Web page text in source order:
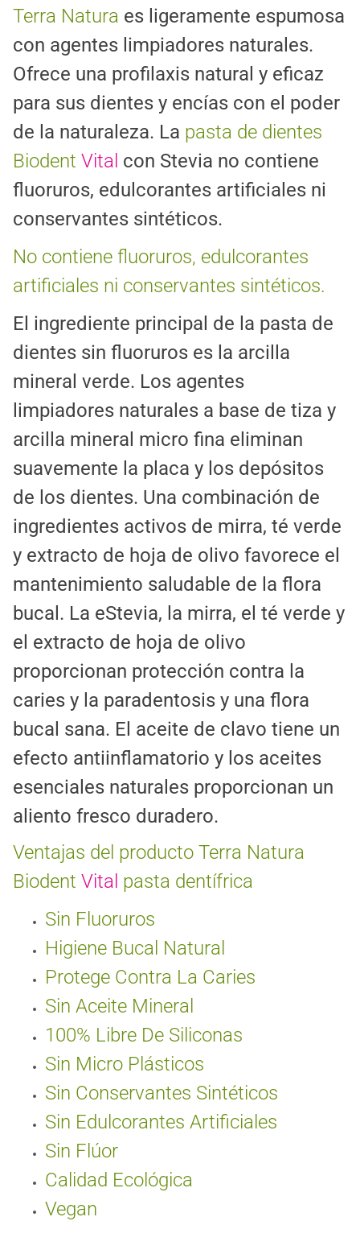
Terra Natura es ligeramente espumosa
con agentes limpiadores naturales.
Ofrece una profilaxis natural y eficaz
para sus dientes y encías con el poder
de la naturaleza. La pasta de dientes
Biodent Vital con Stevia no contiene
fluoruros, edulcorantes artificiales ni
conservantes sintéticos.
No contiene fluoruros, edulcorantes
artificiales ni conservantes sintéticos.
El ingrediente principal de la pasta de
dientes sin fluoruros es la arcilla
mineral verde. Los agentes
limpiadores naturales a base de tiza y
arcilla mineral micro fina eliminan
suavemente la placa y los depósitos
de los dientes. Una combinación de
ingredientes activos de mirra, té verde
y extracto de hoja de olivo favorece el
mantenimiento saludable de la flora
bucal. La eStevia, la mirra, el té verde y
el extracto de hoja de olivo
proporcionan protección contra la
caries y la paradentosis y una flora
bucal sana. El aceite de clavo tiene un
efecto antiinflamatorio y los aceites
esenciales naturales proporcionan un
aliento fresco duradero.
Ventajas del producto Terra Natura
Biodent Vital pasta dentífrica
Sin Fluoruros
Higiene Bucal Natural
Protege Contra La Caries
Sin Aceite Mineral
100% Libre De Siliconas
Sin Micro Plásticos
Sin Conservantes Sintéticos
Sin Edulcorantes Artificiales
Sin Flúor
Calidad Ecológica
Vegan